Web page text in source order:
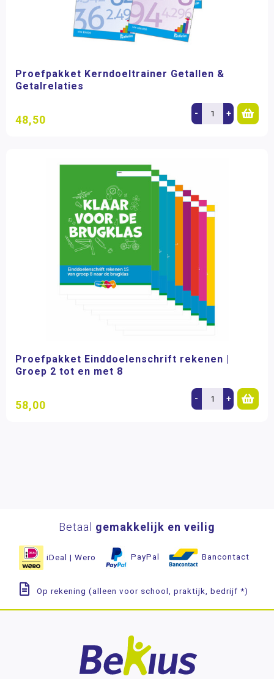
Proefpakket Kerndoeltrainer Getallen &
Getalrelaties
48,50 - +
Proefpakket Einddoelenschrift rekenen |
Groep 2 tot en met 8
58,00 - +
Betaal gemakkelijk en veilig
iDeal | Wero PayPal Bancontact
Op rekening (alleen voor school, praktijk, bedrijf *)